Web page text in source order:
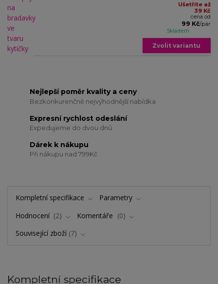
Ušetříte až
39 Kč
cena od
99 Kč/pár
Skladem
Zvolit variantu
Nejlepší poměr kvality a ceny
Bezkonkurenčně nejvýhodnější nabídka
Expresní rychlost odeslání
Expedujeme do dvou dnů
Dárek k nákupu
Při nákupu nad 799Kč
Kompletní specifikace
Parametry
Hodnocení
2 Komentáře
0
Související zboží 7
Kompletní specifikace